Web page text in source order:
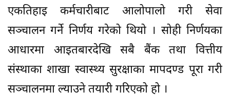
एकतिहाइ कर्मचारीबाट आलोपालो गरी सेवा
सञ्चालन गर्ने निर्णय गरेको थियो । सोही निर्णयका
आधारमा आइतबारदेखि सबै बैंक तथा वित्तीय
संस्थाका शाखा स्वास्थ्य सुरक्षाका मापदण्ड पूरा गरी
सञ्चालनमा ल्याउने तयारी गरिएको हो ।